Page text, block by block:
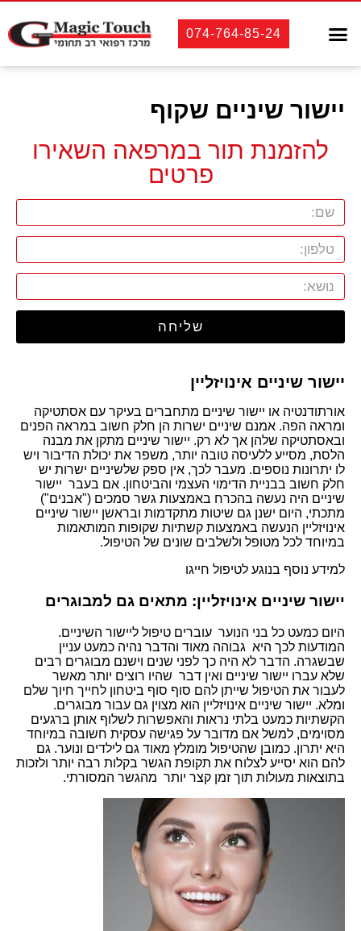
074-764-85-24
יישור שיניים שקוף
להזמנת תור במרפאה השאירו
פרטים
שליחה
יישור שיניים אינויזליין
אורתודנטיה או יישור שיניים מתחברים בעיקר עם אסתטיקה
ומראה הפה. אמנם שיניים ישרות הן חלק חשוב במראה הפנים
ובאסתטיקה שלהן אך לא רק. יישור שיניים מתקן את מבנה
הלסת, מסייע ללעיסה טובה יותר, משפר את יכולת הדיבור ויש
לו יתרונות נוספים. מעבר לכך, אין ספק שלשיניים ישרות יש
חלק חשוב בבניית הדימוי העצמי והביטחון. אם בעבר יישור
שיניים היה נעשה בהכרח באמצעות גשר סמכים ("אבנים")
מתכתי, היום ישנן גם שיטות מתקדמות ובראשן יישור שיניים
אינויזליין הנעשה באמצעות קשתיות שקופות המותאמות
במיוחד לכל מטופל ולשלבים שונים של הטיפול.
למידע נוסף בנוגע לטיפול חייגו
יישור שיניים אינויזליין: מתאים גם למבוגרים
היום כמעט כל בני הנוער עוברים טיפול ליישור השיניים.
המודעות לכך היא גבוהה מאוד והדבר נהיה כמעט עניין
שבשגרה. הדבר לא היה כך לפני שנים וישנם מבוגרים רבים
שלא עברו יישור שיניים ואין דבר שהיו רוצים יותר מאשר
לעבור את הטיפול שייתן להם סוף סוף ביטחון לחייך חיוך שלם
ומלא. יישור שיניים אינויזליין הוא מצוין גם עבור מבוגרים.
הקשתיות כמעט בלתי נראות והאפשרות לשלוף אותן ברגעים
מסוימים, למשל אם מדובר על פגישה עסקית חשובה במיוחד
היא יתרון. כמובן שהטיפול מומלץ מאוד גם לילדים ונוער. גם
להם הוא יסייע לצלוח את תקופת הגשר בקלות רבה יותר ולזכות
בתוצאות מעולות תוך זמן קצר יותר מהגשר המסורתי.